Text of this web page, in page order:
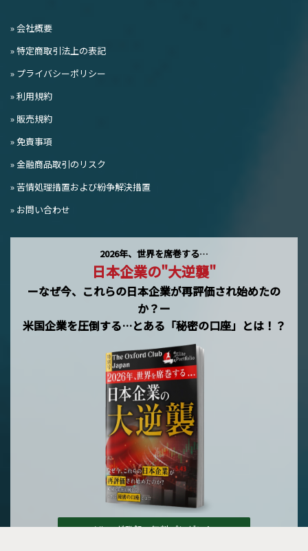
» 会社概要
» 特定商取引法上の表記
» プライバシーポリシー
» 利用規約
» 販売規約
» 免責事項
» 金融商品取引のリスク
» 苦情処理措置および紛争解決措置
» お問い合わせ
2026年、世界を席巻する…
日本企業の"大逆襲"
ーなぜ今、これらの日本企業が再評価され始めたの
か？ー
米国企業を圧倒する…とある「秘密の口座」とは！？
メルマガ登録で無料プレゼント »